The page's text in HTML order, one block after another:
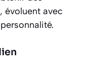
évoluent avec